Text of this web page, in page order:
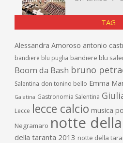
TAG
Alessandra Amoroso antonio
bandiere blu puglia bandiere blu
Boom da Bash bruno
Salentina don tonino bello Emma
Galatina Gastronomia Salentina
Lecce lecce calcio musica
Negramaro notte
della taranta 2013 notte della